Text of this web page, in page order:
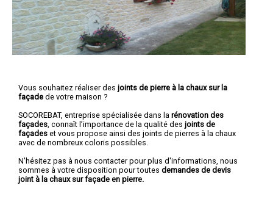
Vous souhaitez réaliser des joints de pierre à la chaux sur la
façade de votre maison ?
SOCOREBAT, entreprise spécialisée dans la rénovation des
façades , connaît l’importance de la qualité des joints de
façades et vous propose ainsi des joints de pierres à la chaux
avec de nombreux coloris possibles.
N'hésitez pas à nous contacter pour plus d'informations, nous
sommes à votre disposition pour toutes demandes de devis
joint à la chaux sur façade en pierre.